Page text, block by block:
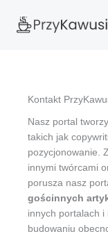
Kontakt
Nasz portal
takich jak
pozycjonowanie.
innymi twórcami
porusza nasz
gościnnych
innych portalach i
budowaniu